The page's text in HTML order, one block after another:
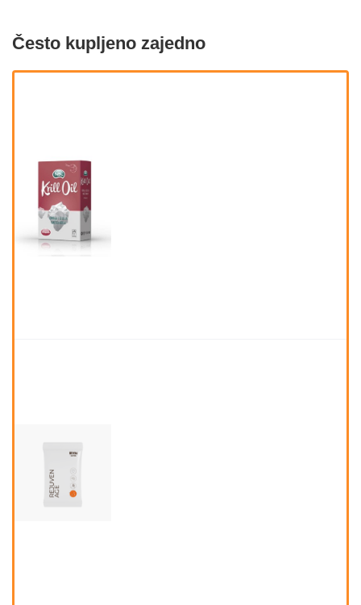
Često kupljeno zajedno